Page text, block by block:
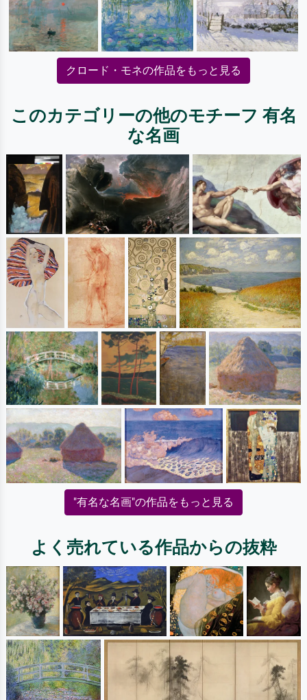
クロード・モネの作品をもっと見る
このカテゴリーの他のモチーフ 有名
な名画
"有名な名画"の作品をもっと見る
よく売れている作品からの抜粋